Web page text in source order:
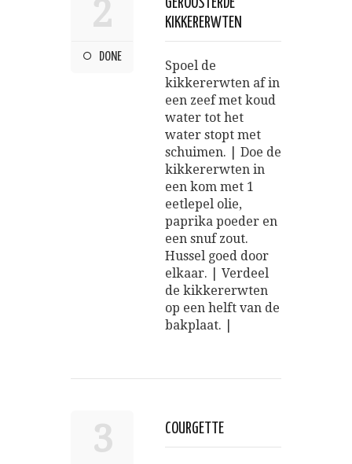
2
DONE
GEROOSTERDE
KIKKERERWTEN
Spoel de
kikkererwten af in
een zeef met koud
water tot het
water stopt met
schuimen. | Doe de
kikkererwten in
een kom met 1
eetlepel olie,
paprika poeder en
een snuf zout.
Hussel goed door
elkaar. | Verdeel
de kikkererwten
op een helft van de
bakplaat. |
3 COURGETTE